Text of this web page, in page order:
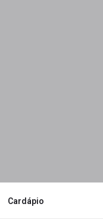
Cardápio